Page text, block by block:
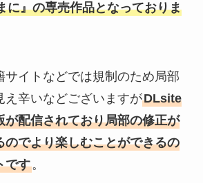
に』の専売作品となっておりま
サイトなどでは規制のため局部
え辛いなどございますがDLsite
が配信されており局部の修正が
のでより楽しむことができるの
です。